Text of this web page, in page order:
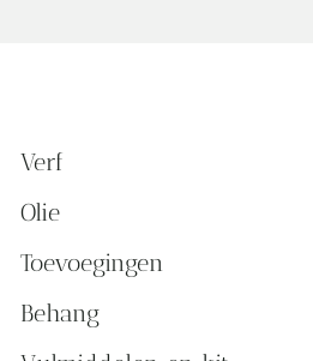
Verf
Olie
Toevoegingen
Behang